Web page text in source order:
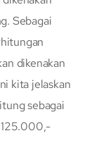
Sebagai
dikenakan
kita jelaskan
sebagai